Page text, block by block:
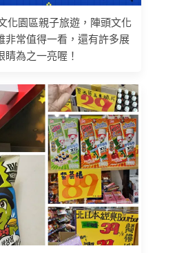
化園區親子旅遊，陣頭文化
非常值得一看，還有許多展
睛為之一亮喔！